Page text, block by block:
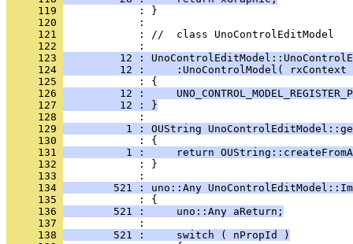
     119
     120
     121
            : //  class UnoControlEditModel
     122
     123
12 :
     124
12 :     :UnoControlModel( rxContext
     125
     126
12 :
     127
         12 : }
     128
     129
1 : OUString
     130
     131
1 :     return
     132
            : }
     133
     134
521 : uno::Any
     135
     136
        521 :     uno::Any aReturn;
     137
     138
        521 :     switch ( nPropId )